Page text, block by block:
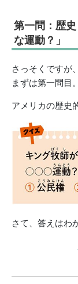
第一問：歴
な運動？」
さっそくですが
まずは第一問目。
アメリカの歴史
さて、答えはわ